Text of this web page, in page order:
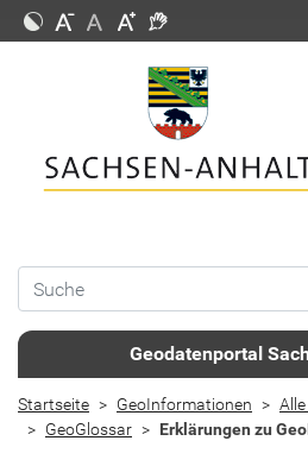
Geodatenportal
Startseite GeoInformationen
GeoGlossar
Erklärungen zu